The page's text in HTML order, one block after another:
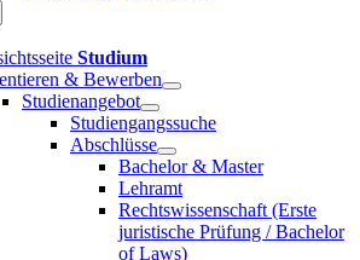
Studium
& Bewerben
Studienangebot
Studiengangssuche
Abschlüsse
Bachelor & Master
Lehramt
Rechtswissenschaft (Erste
juristische Prüfung / Bachelor
of Laws)